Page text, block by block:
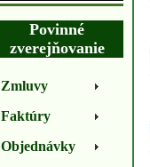
Povinné
zverejňovanie
Zmluvy
Faktúry
Objednávky